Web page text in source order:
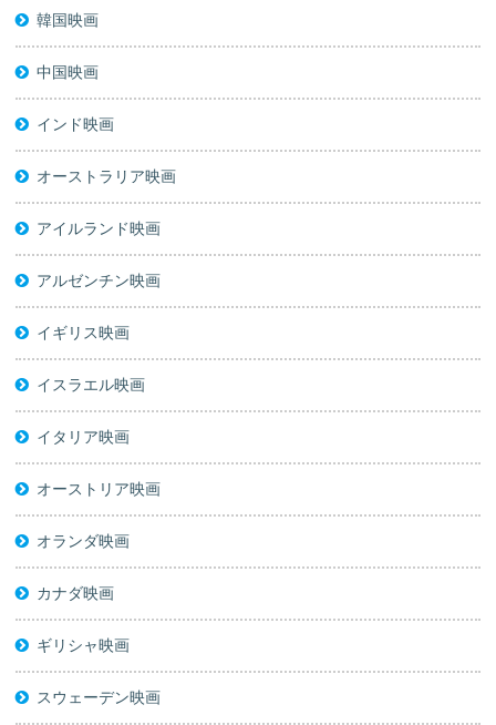
韓国映画
中国映画
インド映画
オーストラリア映画
アイルランド映画
アルゼンチン映画
イギリス映画
イスラエル映画
イタリア映画
オーストリア映画
オランダ映画
カナダ映画
ギリシャ映画
スウェーデン映画